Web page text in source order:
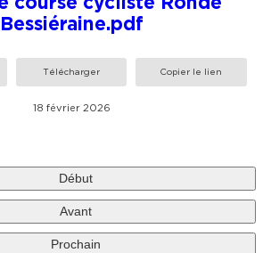
Bessiéraine.pdf
Télécharger Copier le lien
18 février 2026
Début
Avant
Prochain